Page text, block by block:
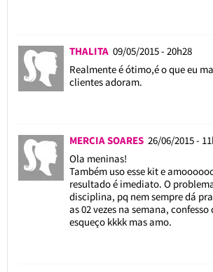
THALITA 09/05/2015 - 20h28
Realmente é ótimo,é o que eu
clientes adoram.
MERCIA SOARES 26/06/2015 -
Ola meninas!
Também uso esse kit e
resultado é imediato. O
disciplina, pq nem sempre dá
as 02 vezes na semana, confesso
esqueço kkkk mas amo.